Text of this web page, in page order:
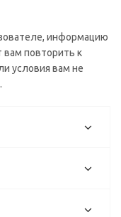
информацию
повторить к
условия вам не